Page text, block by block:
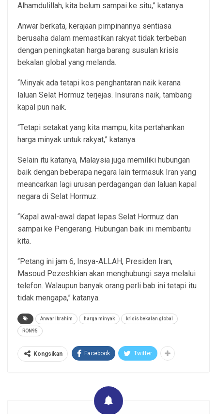
Alhamdulillah, kita belum sampai ke situ,” katanya.
Anwar berkata, kerajaan pimpinannya sentiasa
berusaha dalam memastikan rakyat tidak terbeban
dengan peningkatan harga barang susulan krisis
bekalan global yang melanda.
“Minyak ada tetapi kos penghantaran naik kerana
laluan Selat Hormuz terjejas. Insurans naik, tambang
kapal pun naik.
“Tetapi setakat yang kita mampu, kita pertahankan
harga minyak untuk rakyat,” katanya.
Selain itu katanya, Malaysia juga memiliki hubungan
baik dengan beberapa negara lain termasuk Iran yang
meancarkan lagi urusan perdagangan dan laluan kapal
negara di Selat Hormuz.
“Kapal awal-awal dapat lepas Selat Hormuz dan
sampai ke Pengerang. Hubungan baik ini membantu
kita.
“Petang ini jam 6, Insya-ALLAH, Presiden Iran,
Masoud Pezeshkian akan menghubungi saya melalui
telefon. Walaupun banyak orang perli bab ini tetapi itu
tidak mengapa,” katanya.
Anwar Ibrahim harga minyak krisis bekalan global
RON95
Kongsikan Facebook Twitter